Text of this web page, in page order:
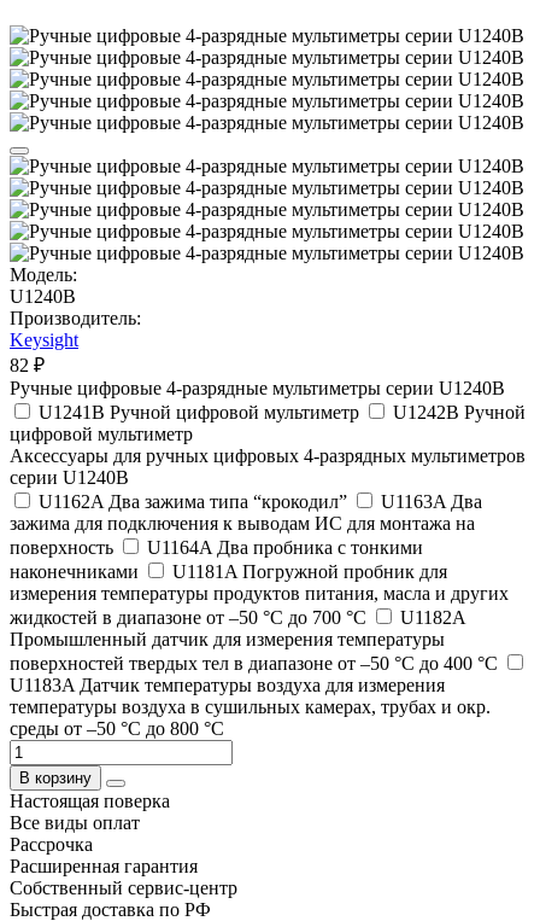
Модель:
U1240B
Производитель:
Keysight
82 ₽
Ручные цифровые 4-разрядные мультиметры серии U1240B
U1241B Ручной цифровой мультиметр
U1242B Ручной
цифровой мультиметр
Аксессуары для ручных цифровых 4-разрядных мультиметров
серии U1240B
U1162A Два зажима типа “крокодил”
U1163A Два
зажима для подключения к выводам ИС для монтажа на
поверхность
U1164A Два пробника с тонкими
наконечниками
U1181A Погружной пробник для
измерения температуры продуктов питания, масла и других
жидкостей в диапазоне от –50 °C до 700 °C
U1182A
Промышленный датчик для измерения температуры
поверхностей твердых тел в диапазоне от –50 °C до 400 °C
U1183A Датчик температуры воздуха для измерения
температуры воздуха в сушильных камерах, трубах и окр.
среды от –50 °C до 800 °C
В корзину
Настоящая поверка
Все виды оплат
Рассрочка
Расширенная гарантия
Собственный сервис-центр
Быстрая доставка по РФ